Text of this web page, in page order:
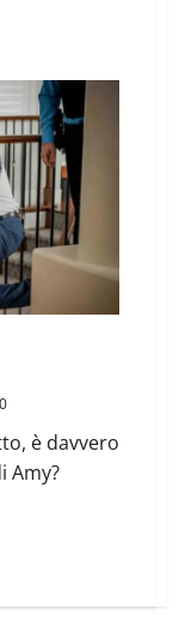
0
è davvero
Amy?